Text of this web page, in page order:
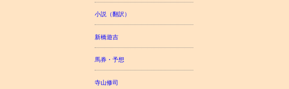
小説（翻訳）
新橋遊吉
馬券・予想
寺山修司